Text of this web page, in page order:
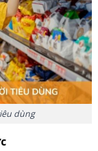
dùng